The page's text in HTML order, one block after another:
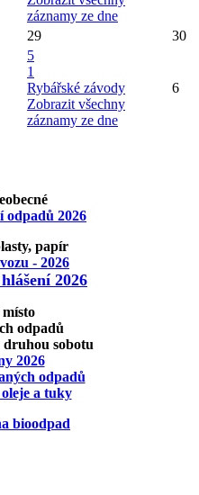
záznamy ze dne
29 30
5
1
Rybářské závody
Zobrazit všechny
záznamy ze dne
6
odpadů 2026
papír
- 2026
2026
místo
odpadů
sobotu
2026
odpadů
a tuky
bioodpad